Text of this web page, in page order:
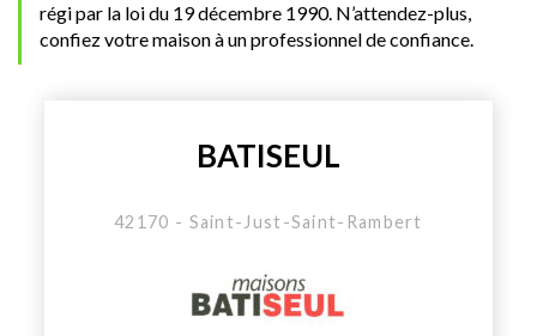
régi par la loi du 19 décembre 1990. N’attendez-plus,
confiez votre maison à un professionnel de confiance.
BATISEUL
42170 - Saint-Just-Saint-Rambert